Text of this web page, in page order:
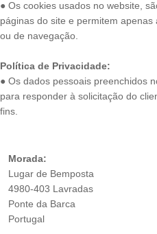
● Os cookies usados no website,
páginas do site e permitem
ou de navegação.
Política de Privacidade:
● Os dados pessoais preenchidos
para responder à solicitação do
fins.
Morada:
Lugar de Bemposta
4980-403 Lavradas
Ponte da Barca
Portugal